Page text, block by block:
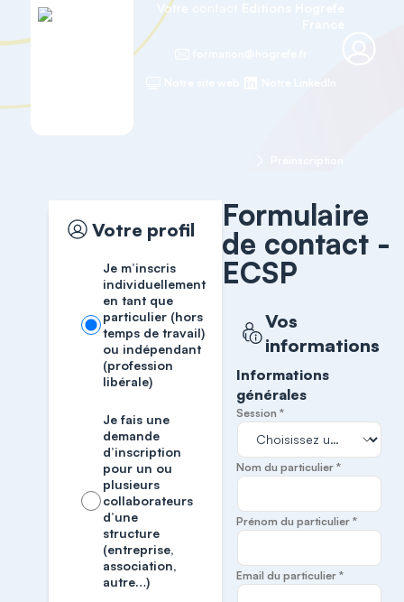
Votre contact
Votre profil
Je m’inscris
individuellement
en tant que
particulier (hors
temps de travail)
ou indépendant
(profession
libérale)
Je fais une
demande
d’inscription
pour un ou
plusieurs
collaborateurs
d’une
structure
(entreprise,
association,
autre…)
Formulaire
de contact -
ECSP
Vos
informations
Informations
générales
Session *
Nom du particulier *
Prénom du particulier *
Email du particulier *